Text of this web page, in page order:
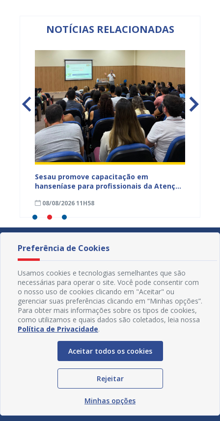
NOTÍCIAS RELACIONADAS
Sesau promove capacitação em
hanseníase para profissionais da Atenção
08/08/2026 11H58
Redes Sociais
Preferência de Cookies
Usamos cookies e tecnologias semelhantes que são
necessárias para operar o site. Você pode consentir com
o nosso uso de cookies clicando em "Aceitar" ou
gerenciar suas preferências clicando em “Minhas opções”.
Para obter mais informações sobre os tipos de cookies,
como utilizamos e quais dados são coletados, leia nossa
Política de Privacidade.
Aceitar todos os cookies
Rejeitar
Minhas opções